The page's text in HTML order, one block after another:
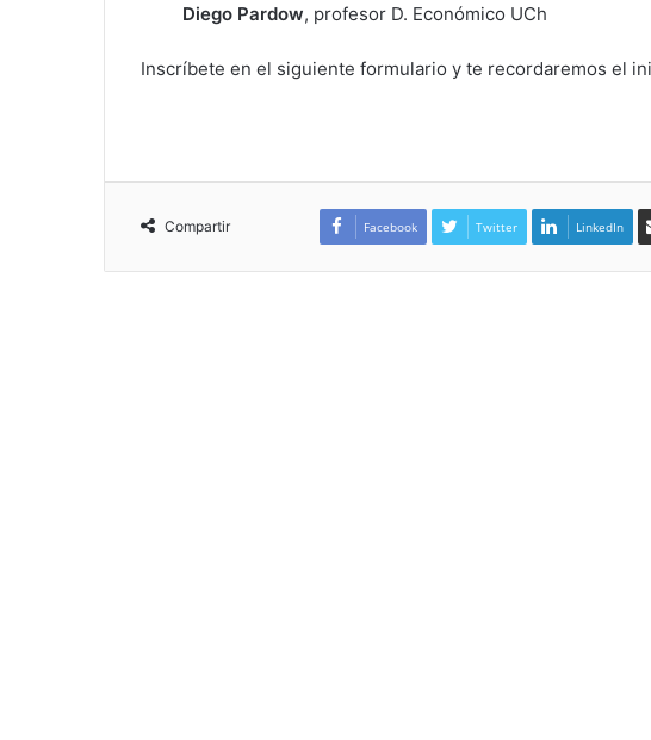
Diego Pardow, profesor D. Económico UCh
Inscríbete en el siguiente formulario y te recordaremos el
Compartir Facebook Twitter LinkedIn